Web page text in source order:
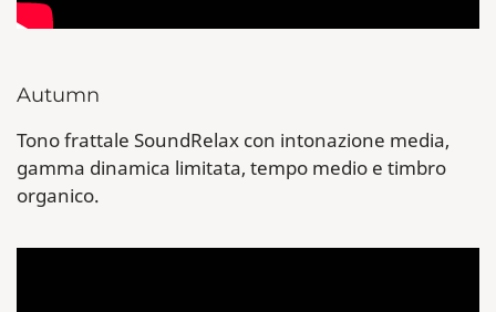
Autumn
Tono frattale SoundRelax con intonazione media,
gamma dinamica limitata, tempo medio e timbro
organico.